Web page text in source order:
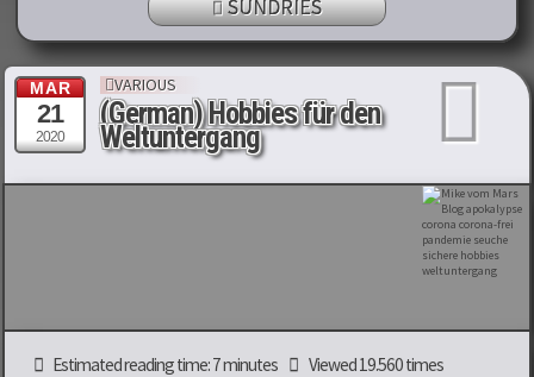
SUNDRIES
MAR
21
2020
VARIOUS
(German) Hobbies für den
Weltuntergang
Estimated reading time: 7 minutes Viewed 19.560 times